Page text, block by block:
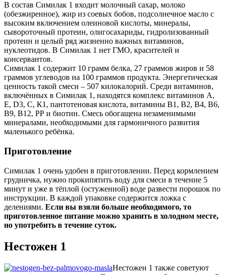
В состав Симилак 1 входит молочный сахар, молоко
(обезжиренное), жир из соевых бобов, подсолнечное масло с
высоким включением олеиновой кислоты, минералы,
сывороточный протеин, олигосахариды, гидролизованный
протеин и целый ряд жизненно важных витаминов,
нуклеотидов. В Симилак 1 нет ГМО, красителей и
консервантов.
Симилак 1 содержит 10 грамм белка, 27 граммов жиров и 58
граммов углеводов на 100 граммов продукта. Энергетическая
ценность такой смеси – 507 килокалорий. Среди витаминов,
включённых в Симилак 1, находятся комплекс витаминов А,
Е, D3, С, К1, пантотеновая кислота, витамины B1, B2, В4, B6,
В9, B12, РР и биотин. Смесь обогащена незаменимыми
минералами, необходимыми для гармоничного развития
маленького ребёнка.
Приготовление
Симилак 1 очень удобен в приготовлении. Перед кормлением
грудничка, нужно прокипятить воду для смеси в течение 5
минут и уже в тёплой (остуженной) воде развести порошок по
инструкции. В каждой упаковке содержится ложка с
делениями. Если вы взяли больше необходимого, то
приготовленное питание можно хранить в холодном месте,
но употребить в течение суток.
Нестожен 1
Нестожен 1 также советуют